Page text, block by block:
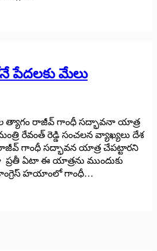
పేదలకు మేలు
త్యాగం రాజీవ్ గాంధీ సద్భావనా యాత్ర
రేవంత్ రెడ్డి సంచ‌ల‌న వ్యాఖ్య‌లు దేశ
రాజీవ్ గాంధీ సద్భావన యాత్ర చేపట్టారని
ఏటా ఈ యాత్ర‌ను ముందుకు
హయాంలో గాంధీ…